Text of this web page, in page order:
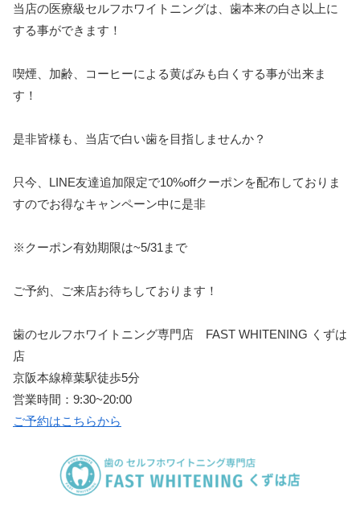
当店の医療級セルフホワイトニングは、歯本来の白さ以上に
する事ができます！
喫煙、加齢、コーヒーによる黄ばみも白くする事が出来ま
す！
是非皆様も、当店で白い歯を目指しませんか？
只今、 LINE友達追加限定で10%offクーポンを配布しておりま
すのでお得なキャンペーン中に是非
※ クーポン有効期限は~5/31 まで
ご予約、ご来店お待ちしております！
歯のセルフホワイトニング専門店 FAST WHITENING くずは
店
京阪本線樟葉駅徒歩5分
営業時間： 9:30~20:00
ご予約はこちらから